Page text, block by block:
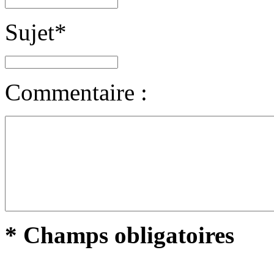
Sujet*
Commentaire :
* Champs obligatoires